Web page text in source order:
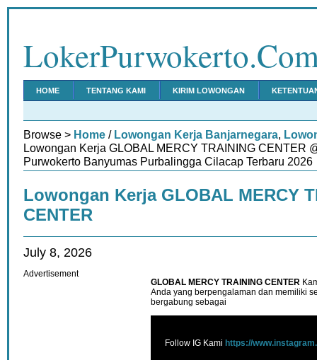
HOME TENTANG KAMI KIRIM LOWONGAN
Browse > Home / Lowongan Kerja Banjarnegara,
Lowongan Kerja GLOBAL MERCY TRAINING CENTER
Purwokerto Banyumas Purbalingga Cilacap Terbaru 2026
Lowongan Kerja GLOBAL MERCY
CENTER
July 8, 2026
GLOBAL MERCY TRAINING CENTER
Anda yang berpengalaman dan memiliki
bergabung sebagai
Follow IG Kami https://
Advertisement